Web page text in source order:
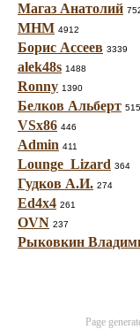
Магаз Анатолий
МНМ 4912
Борис Ассеев 3339
alek48s 1488
Ronny 1390
Белков Альберт 515
VSx86 446
Admin 411
Lounge_Lizard 364
Гудков А.И. 274
Ed4x4 261
OVN 237
Рыковкин
Page